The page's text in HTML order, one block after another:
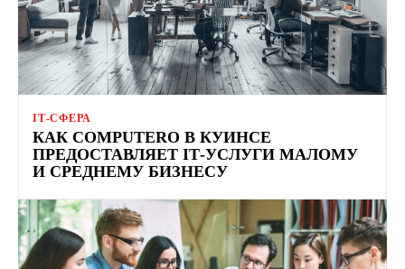
ІТ-СФЕРА
КАК COMPUTERO В КУИНСЕ
ПРЕДОСТАВЛЯЕТ ІТ-УСЛУГИ МАЛОМУ
И СРЕДНЕМУ БИЗНЕСУ